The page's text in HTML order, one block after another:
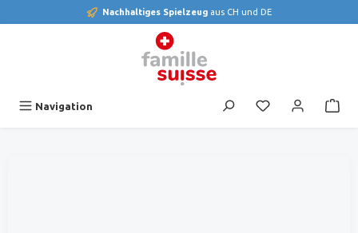
Nachhaltiges Spielzeug aus CH und DE
Navigation Du hast 0